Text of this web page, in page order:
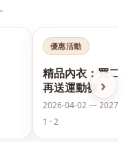
›
優惠活動
精品內衣：買二
再送運動褲
2026-04-02 — 2027-
1 · 2